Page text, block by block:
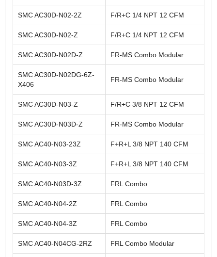
SMC AC30D-N02-2Z F/R+C 1/4 NPT 12 CFM
SMC AC30D-N02-Z F/R+C 1/4 NPT 12 CFM
SMC AC30D-N02D-Z FR-MS Combo Modular
SMC AC30D-N02DG-6Z-
X406
FR-MS Combo Modular
SMC AC30D-N03-Z F/R+C 3/8 NPT 12 CFM
SMC AC30D-N03D-Z FR-MS Combo Modular
SMC AC40-N03-23Z F+R+L 3/8 NPT 140 CFM
SMC AC40-N03-3Z F+R+L 3/8 NPT 140 CFM
SMC AC40-N03D-3Z FRL Combo
SMC AC40-N04-2Z FRL Combo
SMC AC40-N04-3Z FRL Combo
SMC AC40-N04CG-2RZ FRL Combo Modular